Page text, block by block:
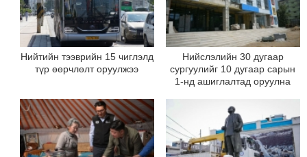
Нийтийн тээврийн 15 чиглэлд
түр өөрчлөлт оруулжээ
Нийслэлийн 30 дугаар
сургуулийг 10 дугаар сарын
1-нд ашиглалтад оруулна